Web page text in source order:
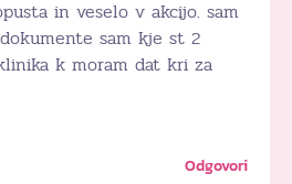
in veselo v akcijo. sam
sam kje st 2
k moram dat kri za
Odgovori